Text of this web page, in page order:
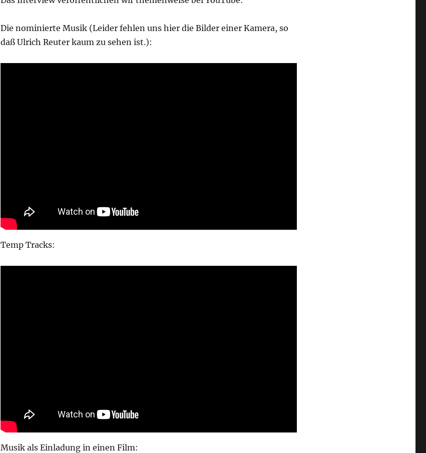
Die nominierte Musik (Leider fehlen uns hier die Bilder einer Kamera, so
daß Ulrich Reuter kaum zu sehen ist.):
Temp Tracks:
Musik als Einladung in einen Film: